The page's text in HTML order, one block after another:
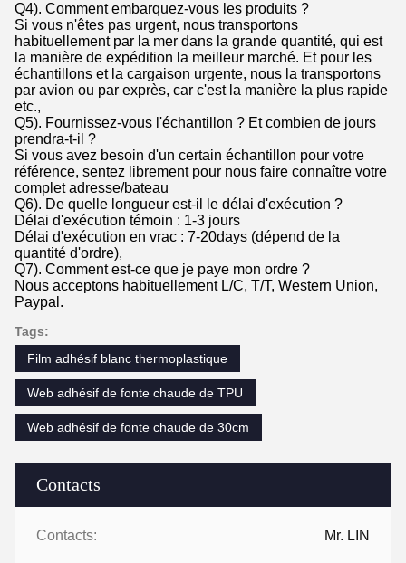
Contacts
Contacts: Mr. LIN
Q4). Comment embarquez-vous les produits ?
Si vous n'êtes pas urgent, nous transportons
habituellement par la mer dans la grande quantité, qui est
la manière de expédition la meilleur marché. Et pour les
échantillons et la cargaison urgente, nous la transportons
par avion ou par exprès, car c'est la manière la plus rapide
etc.,
Q5). Fournissez-vous l'échantillon ? Et combien de jours
prendra-t-il ?
Si vous avez besoin d'un certain échantillon pour votre
référence, sentez librement pour nous faire connaître votre
complet adresse/bateau
Q6). De quelle longueur est-il le délai d'exécution ?
Délai d'exécution témoin : 1-3 jours
Délai d'exécution en vrac : 7-20days (dépend de la
quantité d'ordre),
Q7). Comment est-ce que je paye mon ordre ?
Nous acceptons habituellement L/C, T/T, Western Union,
Paypal.
Tags:
Film adhésif blanc thermoplastique
Web adhésif de fonte chaude de TPU
Web adhésif de fonte chaude de 30cm